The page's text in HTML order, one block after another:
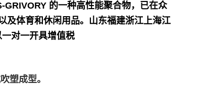
的一种高性能聚合物，已在众
及体育和休闲用品。 山东福建浙江上海江
对一开具增值税
塑成型。